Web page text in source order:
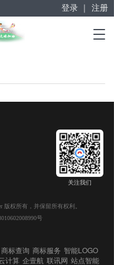
T
l
n
v
i
g
a
t
创业”
业服务市场！
登录 ｜ 注册
关注我们
版权所有，并保留所有权利。
号
商标查询 商标服务 智能LOGO
计算 企壹航 联讯网 站点智能